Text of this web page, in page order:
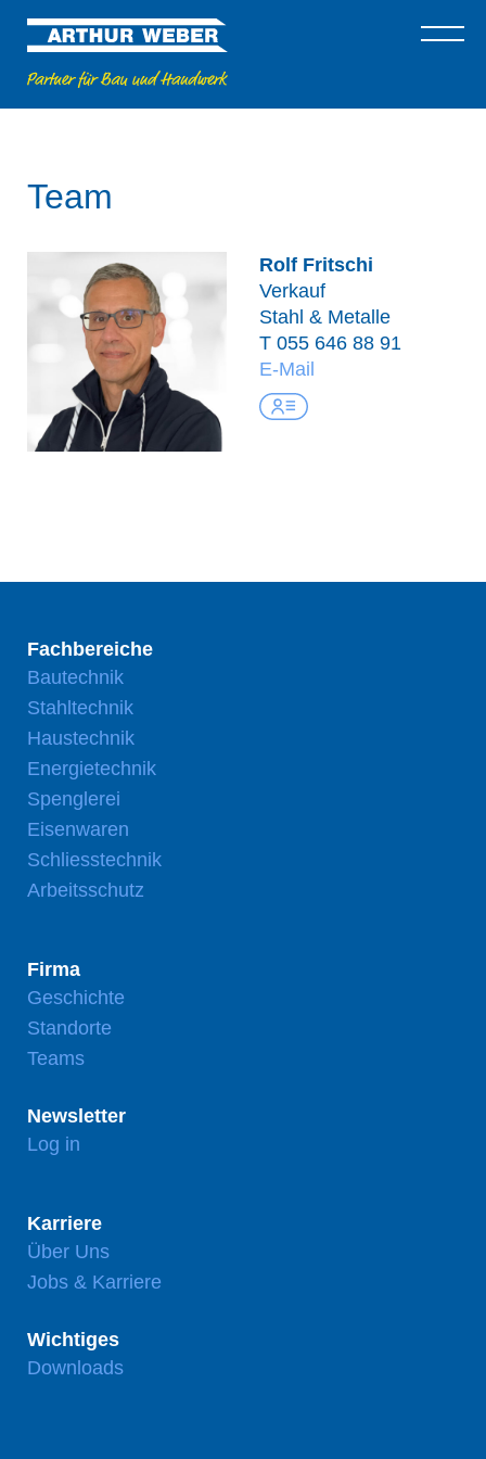
Team
Rolf Fritschi
Verkauf
Stahl & Metalle
T 055 646 88 91
E-Mail
Fachbereiche
Bautechnik
Stahltechnik
Haustechnik
Energietechnik
Spenglerei
Eisenwaren
Schliesstechnik
Arbeitsschutz
Firma
Geschichte
Standorte
Teams
Newsletter
Log in
Karriere
Über Uns
Jobs & Karriere
Wichtiges
Downloads